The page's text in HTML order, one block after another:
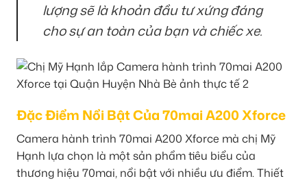
lượng sẽ là khoản đầu tư xứng đáng
cho sự an toàn của bạn và chiếc xe.
Đặc Điểm Nổi Bật Của 70mai A200 Xforce
Camera hành trình 70mai A200 Xforce mà chị Mỹ
Hạnh lựa chọn là một sản phẩm tiêu biểu của
thương hiệu 70mai, nổi bật với nhiều ưu điểm. Thiết